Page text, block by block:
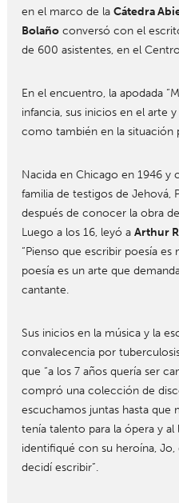
en el marco de la Cátedra
Bolañoconversó con el
de 600 asistentes, en el
En el encuentro, la apodada
infancia, sus inicios en el arte
como también en la situación
Nacida en Chicago en 1946 y
familia de testigos de Jehová,
después de conocer la obra de
Luego a los 16, leyó a Arthur
“Pienso que escribir poesía
poesía es un arte que
cantante.
Sus inicios en la música y la
convalecencia por
que “a los 7 años quería ser
compró una colección de
escuchamos juntas hasta que
tenía talento para la ópera y al
identifiqué con su heroína, Jo,
decidí escribir”.